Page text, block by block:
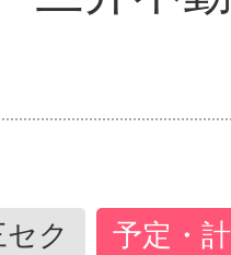
ク 予定・